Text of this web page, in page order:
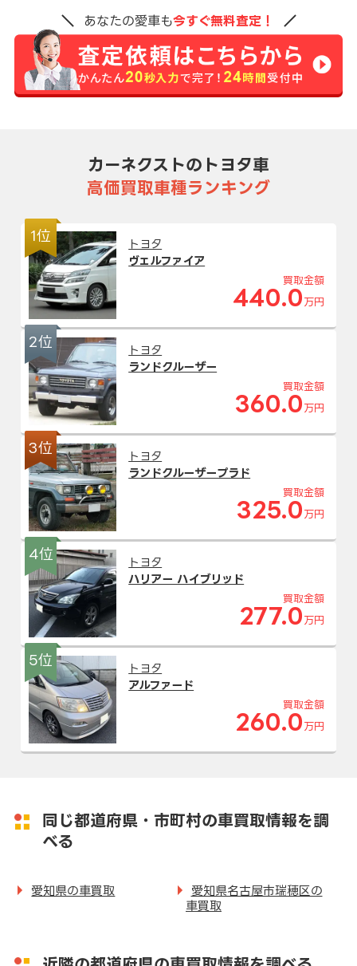
あなたの愛車も今すぐ無料査定！
カーネクストのトヨタ車
高価買取車種ランキング
1位
トヨタ
ヴェルファイア
買取金額
440.0 万円
2位
トヨタ
ランドクルーザー
買取金額
360.0 万円
3位
トヨタ
ランドクルーザープラド
買取金額
325.0 万円
4位
トヨタ
ハリアー ハイブリッド
買取金額
277.0 万円
5位
トヨタ
アルファード
買取金額
260.0 万円
同じ都道府県・市町村の車買取情報を調
べる
愛知県の車買取
愛知県名古屋市瑞穂区の
車買取